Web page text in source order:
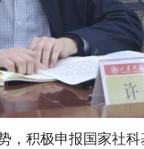
积极申报国家社